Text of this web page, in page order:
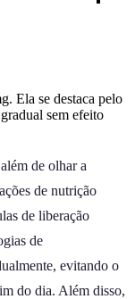
Ela se destaca pelo
sem efeito
de olhar a
de nutrição
de liberação
de
evitando o
do dia. Além disso,